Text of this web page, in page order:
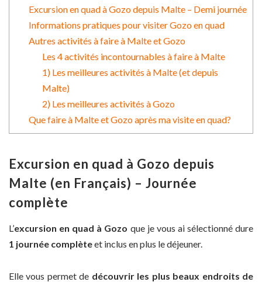
Excursion en quad à Gozo depuis Malte – Demi journée
Informations pratiques pour visiter Gozo en quad
Autres activités à faire à Malte et Gozo
Les 4 activités incontournables à faire à Malte
1) Les meilleures activités à Malte (et depuis
Malte)
2) Les meilleures activités à Gozo
Que faire à Malte et Gozo après ma visite en quad?
Excursion en quad à Gozo depuis
Malte (en Français) – Journée
complète
L’excursion en quad à Gozo que je vous ai sélectionné dure
1 journée complèteet inclus en plus le déjeuner.
Elle vous permet de découvrir les plus beaux endroits de